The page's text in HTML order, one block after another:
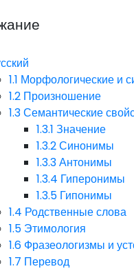
1.1 Морфологические и
1.2 Произношение
1.3Семантические
1.3.1 Значение
1.3.2Синонимы
1.3.3Антонимы
1.3.4 Гиперонимы
1.3.5 Гипонимы
1.4 Родственные слова
1.5 Этимология
1.6 Фразеологизмы и
1.7 Перевод